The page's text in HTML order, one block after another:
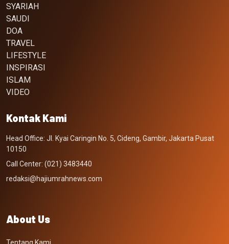
SYARIAH
SAUDI
DOA
TRAVEL
LIFESTYLE
INSPIRASI
ISLAM
VIDEO
Kontak Kami
Head Office: Jl. Kyai Caringin No. 5, Cideng, Gambir, Jakarta Pusat
10150
Call Center: (021) 3483440
redaksi@hajiumrahnews.com
About Us